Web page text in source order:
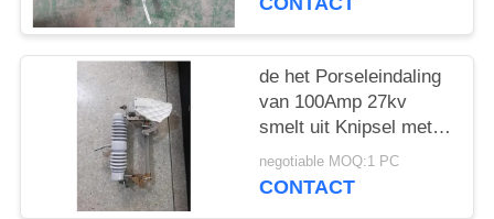
de het Porseleindaling
van 100Amp 27kv
smelt uit Knipsel met
boog extingquishing
kamer
negotiable MOQ:1 PC
CONTACT